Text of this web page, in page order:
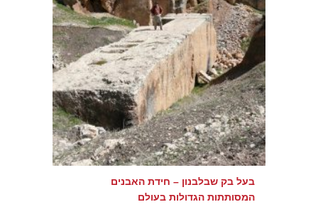
בעל בק שבלבנון – חידת האבנים
המסותתות הגדולות בעולם